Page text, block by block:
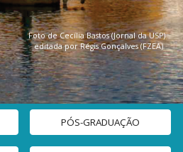
Foto de Cecília Bastos (Jornal da USP)
editada por Régis Gonçalves (FZEA)
PÓS-GRADUAÇÃO